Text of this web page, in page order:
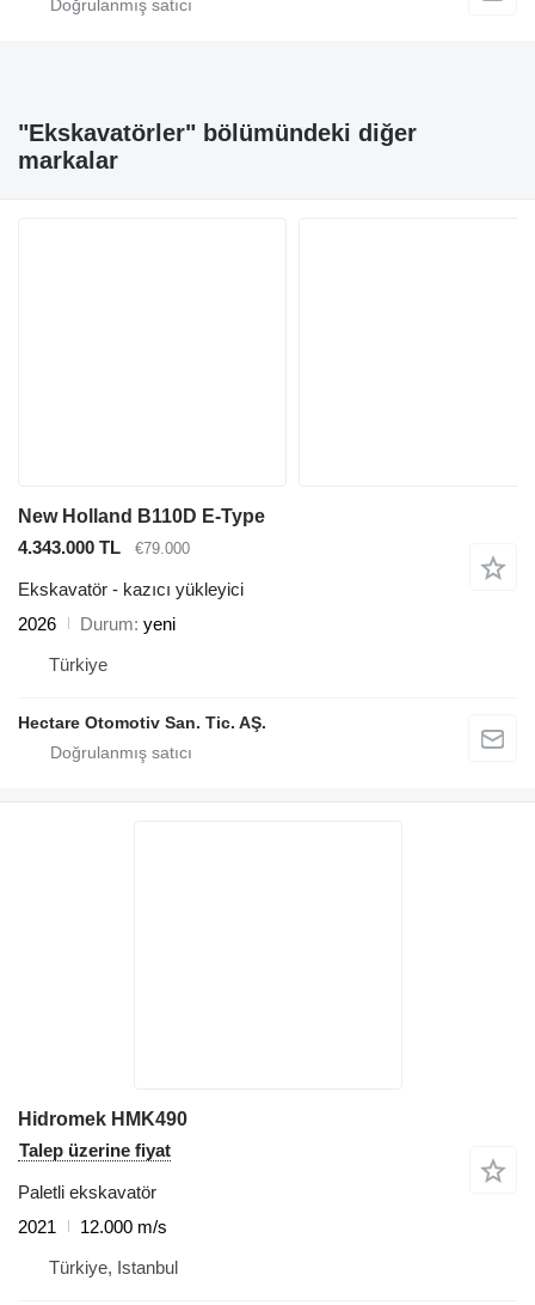
"Ekskavatörler" bölümündeki diğer
markalar
New Holland B110D E-Type
4.343.000 TL
€79.000
Ekskavatör - kazıcı yükleyici
2026
Durum yeni
Türkiye
Hectare Otomotiv San. Tic. AŞ.
Hidromek HMK490
Talep üzerine fiyat
Paletli ekskavatör
2021
12.000 m/s
Türkiye, Istanbul